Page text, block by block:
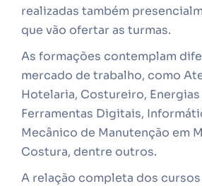
realizadas também
que vão ofertar as turmas.
As formações contemplam
mercado de trabalho, como
Hotelaria, Costureiro, Energias
Ferramentas Digitais,
Mecânico de Manutenção em
Costura, dentre outros.
A relação completa dos